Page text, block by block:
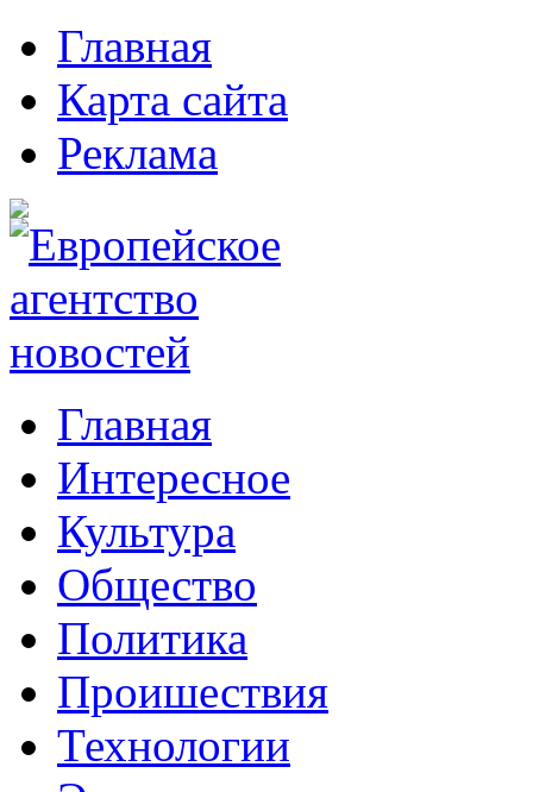
Главная
Карта сайта
Реклама
Главная
Интересное
Культура
Общество
Политика
Проишествия
Технологии